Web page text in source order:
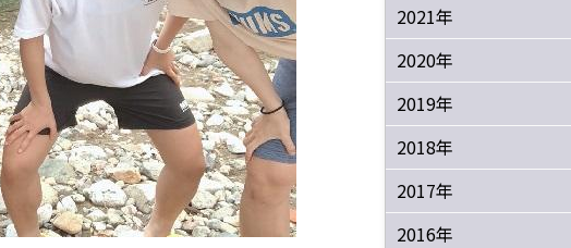
2021年
2020年
2019年
2018年
2017年
2016年